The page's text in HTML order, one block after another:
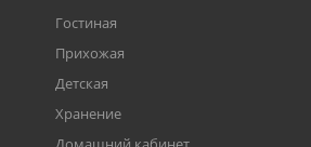
Гостиная
Прихожая
Детская
Хранение